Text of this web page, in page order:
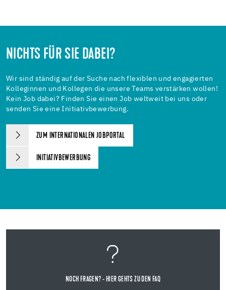
NICHTS FÜR SIE DABEI?
Wir sind ständig auf der Suche nach flexiblen und engagierten
Kolleginnen und Kollegen die unsere Teams verstärken wollen!
Kein Job dabei? Finden Sie einen Job weltweit bei uns oder
senden Sie eine Initiativbewerbung.
ZUM INTERNATIONALEN JOBPORTAL
INITIATIVBEWERBUNG
NOCH FRAGEN? - HIER GEHTS ZU DEN FAQ